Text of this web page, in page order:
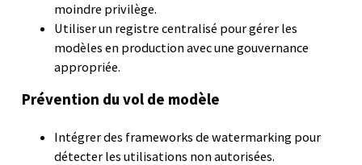
moindre privilège.
Utiliser un registre centralisé pour gérer les
modèles en production avec une gouvernance
appropriée.
Prévention du vol de modèle
Intégrer des frameworks de watermarking pour
détecter les utilisations non autorisées.